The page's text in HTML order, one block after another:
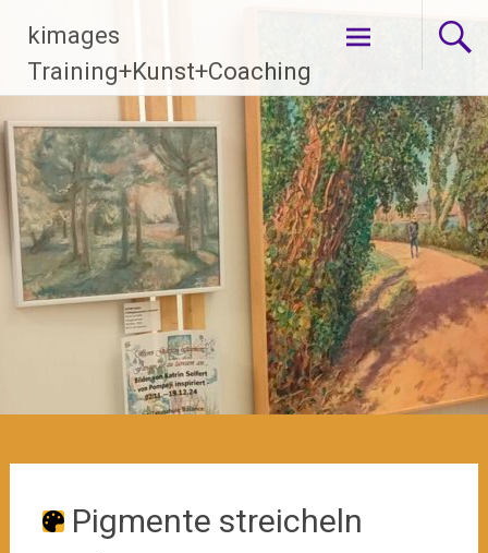
Inhalt
springen
kimages
Training+Kunst+Coaching
Pigmente streicheln